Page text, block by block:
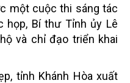
một cuộc thi sáng tác
họp, Bí thư Tỉnh ủy Lê
và chỉ đạo triển khai
tỉnh Khánh Hòa xuất